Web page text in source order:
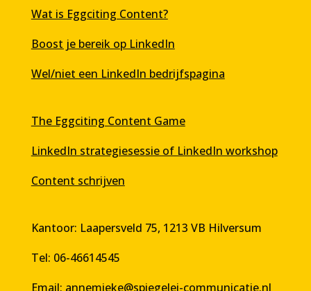
Wat is Eggciting Content?
Boost je bereik op LinkedIn
Wel/niet een LinkedIn bedrijfspagina
The Eggciting Content Game
LinkedIn strategiesessie of LinkedIn workshop
Content schrijven
Kantoor: Laapersveld 75, 1213 VB Hilversum
Tel: 06-46614545
Email: annemieke@spiegelei-communicatie.nl